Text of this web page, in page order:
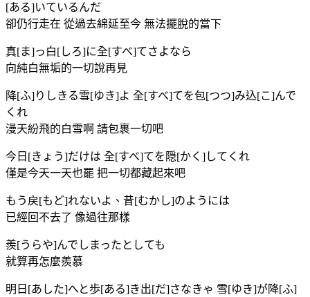
[ある]いているんだ
卻仍行走在 從過去綿延至今 無法擺脫的當下
真[ま]っ白[しろ]に全[すべ]てさよなら
向純白無垢的一切說再見
降[ふ]りしきる雪[ゆき]よ 全[すべ]てを包[つつ]み込[こ]んで
くれ
漫天紛飛的白雪啊 請包裹一切吧
今日[きょう]だけは 全[すべ]てを隠[かく]してくれ
僅是今天一天也罷 把一切都藏起來吧
もう戻[もど]れないよ、昔[むかし]のようには
已經回不去了 像過往那樣
羨[うらや]んでしまったとしても
就算再怎麼羨慕
明日[あした]へと歩[ある]き出[だ]さなきゃ 雪[ゆき]が降[ふ]